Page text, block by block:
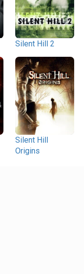
Silent Hill 2
Silent Hill
Origins